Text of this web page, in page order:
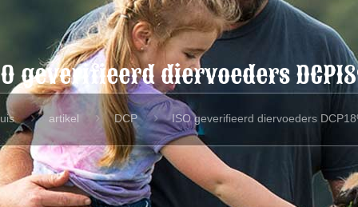
geverifieerd diervoeders
artikel DCP ISO geverifieerd diervoeders